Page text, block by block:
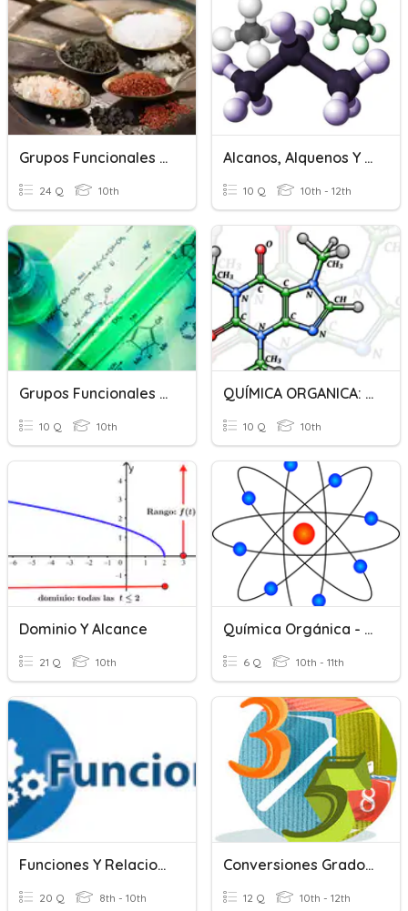
Grupos Funcionales Y Numero De Oxidación
24 Q 10th
Alcanos, Alquenos Y Alquinos: Conceptos
10 Q 10th - 12th
Grupos Funcionales De Los Hidrocarburos
10 Q 10th
QUÍMICA ORGANICA: Alcanos, Alquenos Y Alquinos
10 Q 10th
Dominio Y Alcance
21 Q 10th
Química Orgánica - Grupos Funcionales
6 Q 10th - 11th
Funciones Y Relaciones
20 Q 8th - 10th
Conversiones Grados Y Radianes
12 Q 10th - 12th